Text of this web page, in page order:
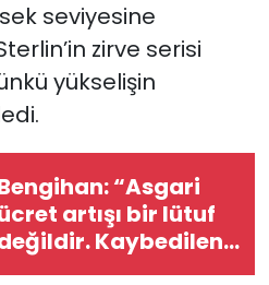
seviyesine
zirve serisi
yükselişin
“Asgari
artışı bir lütuf
Kaybedilen
gücünün yerine